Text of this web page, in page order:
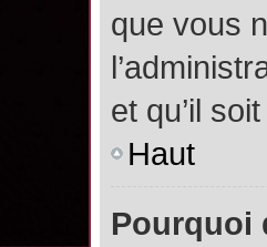
que vous
et qu’il
Haut
Pourquoi